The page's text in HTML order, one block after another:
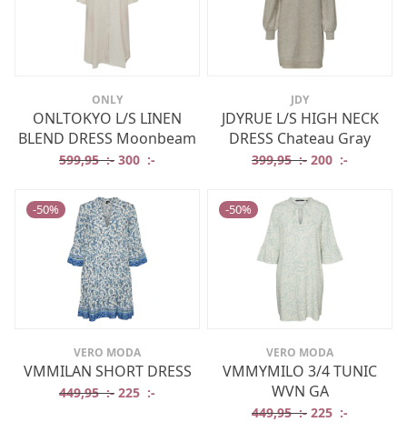
ONLY
ONLTOKYO L/S LINEN
BLEND DRESS Moonbeam
599,95:- Det ursprungliga priset var: 599,95 :-.
300 :- Det nuvarande priset är: 300 :-.
JDY
JDYRUE L/S HIGH NECK
DRESS Chateau Gray
399,95:- Det
200 :-
-50%
VERO MODA
VMMILAN SHORT DRESS
449,95:- Det ursprungliga priset var: 449,95 :-.
225 :- Det nuvarande priset är: 225 :-.
-50%
VERO MODA
VMMYMILO 3/4 TUNIC
WVN GA
449,95:- Det
225 :-